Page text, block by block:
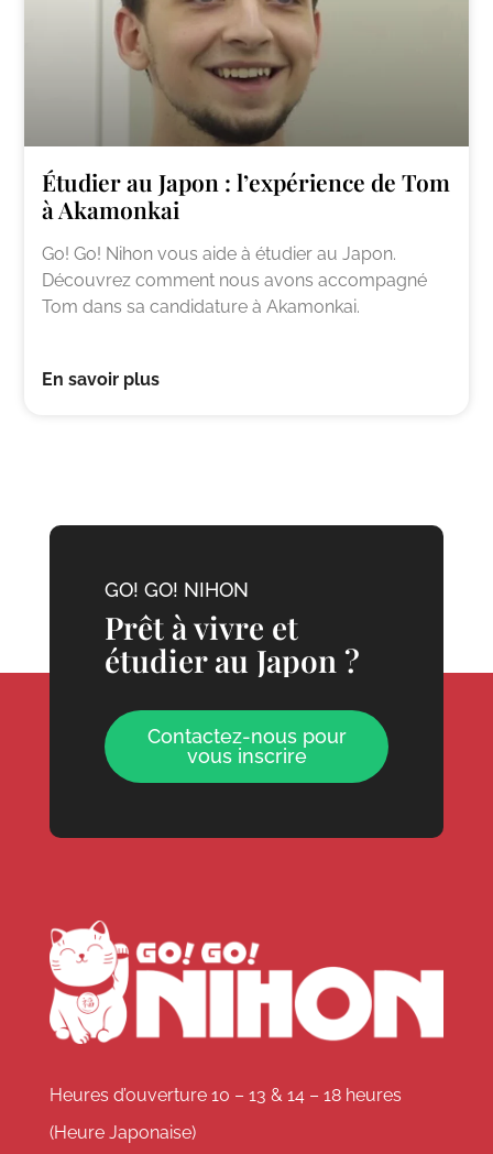
Étudier au Japon : l’expérience de Tom
à Akamonkai
Go! Go! Nihon vous aide à étudier au Japon.
Découvrez comment nous avons accompagné
Tom dans sa candidature à Akamonkai.
En savoir plus
GO! GO! NIHON
Prêt à vivre et
étudier au Japon ?
Contactez-nous pour
vous inscrire
Heures d’ouverture 10 – 13 & 14 – 18 heures
(Heure Japonaise)